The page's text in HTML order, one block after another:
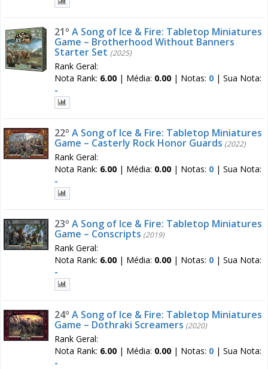
21º A Song of Ice & Fire: Tabletop Miniatures
Game – Brotherhood Without Banners
Starter Set (2025)
Rank Geral:
Nota Rank: 6.00 | Média: 0.00 | Notas: 0 | Sua Nota:
-
22º A Song of Ice & Fire: Tabletop Miniatures
Game – Casterly Rock Honor Guards (2022)
Rank Geral:
Nota Rank: 6.00 | Média: 0.00 | Notas: 0 | Sua Nota:
-
23º A Song of Ice & Fire: Tabletop Miniatures
Game – Conscripts (2019)
Rank Geral:
Nota Rank: 6.00 | Média: 0.00 | Notas: 0 | Sua Nota:
-
24º A Song of Ice & Fire: Tabletop Miniatures
Game – Dothraki Screamers (2020)
Rank Geral:
Nota Rank: 6.00 | Média: 0.00 | Notas: 0 | Sua Nota:
-